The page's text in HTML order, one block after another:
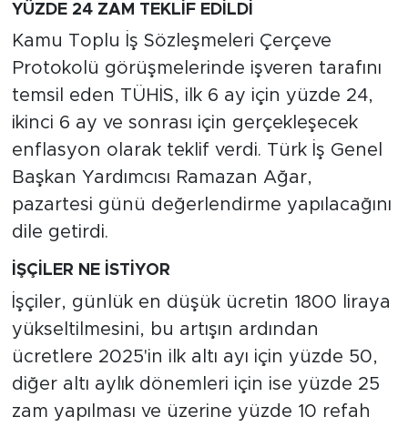
YÜZDE 24 ZAM TEKLİF EDİLDİ
Kamu Toplu İş Sözleşmeleri Çerçeve
Protokolü görüşmelerinde işveren tarafını
temsil eden TÜHİS, ilk 6 ay için yüzde 24,
ikinci 6 ay ve sonrası için gerçekleşecek
enflasyon olarak teklif verdi. Türk İş Genel
Başkan Yardımcısı Ramazan Ağar,
pazartesi günü değerlendirme yapılacağını
dile getirdi.
İŞÇİLER NE İSTİYOR
İşçiler, günlük en düşük ücretin 1800 liraya
yükseltilmesini, bu artışın ardından
ücretlere 2025'in ilk altı ayı için yüzde 50,
diğer altı aylık dönemleri için ise yüzde 25
zam yapılması ve üzerine yüzde 10 refah